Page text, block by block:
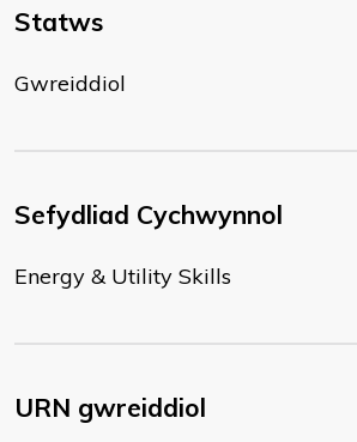
Statws
Gwreiddiol
Sefydliad Cychwynnol
Energy & Utility Skills
URN gwreiddiol